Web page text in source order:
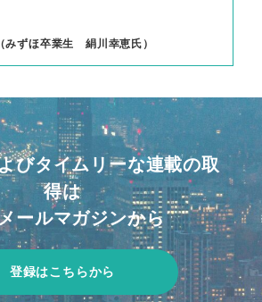
みずほ卒業生 絹川幸恵氏）
びタイムリーな連載の取
得は
ールマガジンから
登録はこちらから